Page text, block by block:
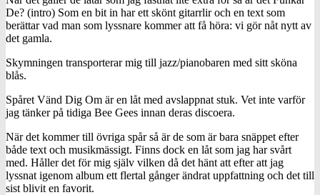
De? (intro) Som en bit in har ett skönt gitarrlir och en text som
berättar vad man som lyssnare kommer att få höra: vi gör nåt nytt av
det gamla.
Skymningen transporterar mig till jazz/pianobaren med sitt sköna
blås.
Spåret Vänd Dig Om är en låt med avslappnat stuk. Vet inte varför
jag tänker på tidiga Bee Gees innan deras discoera.
När det kommer till övriga spår så är de som är bara snäppet efter
både text och musikmässigt. Finns dock en låt som jag har svårt
med. Håller det för mig själv vilken då det hänt att efter att jag
lyssnat igenom album ett flertal gånger ändrat uppfattning och det till
sist blivit en favorit.